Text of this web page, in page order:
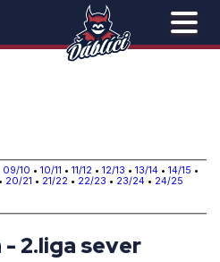
09/10 • 10/11 • 11/12 • 12/13 • 13/14 • 14/15 •
• 20/21 • 21/22 • 22/23 • 23/24 • 24/25
2.liga sever